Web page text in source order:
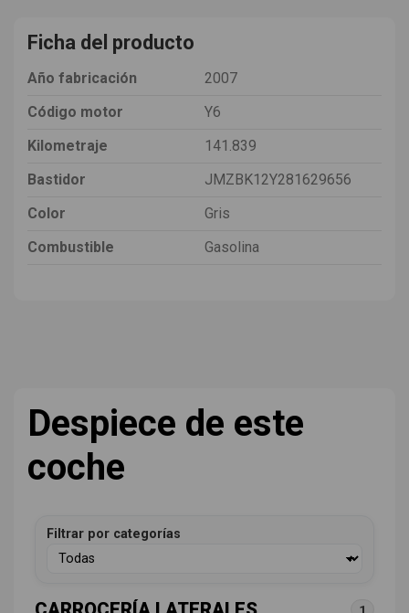
Ficha del producto
Año fabricación
2007
Código motor
Y6
Kilometraje
141.839
Bastidor
JMZBK12Y281629656
Color
Gris
Combustible
Gasolina
Despiece de este
coche
Filtrar por categorías
1